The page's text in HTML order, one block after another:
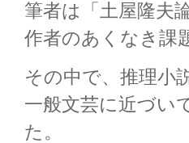
筆者は「土屋隆夫
作者のあくなき課
その中で、推理小
一般文芸に近づい
た。